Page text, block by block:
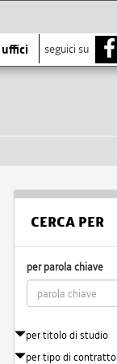
seguici su
CERCA PER
per parola chiave
per titolo di studio
per tipo di contratto